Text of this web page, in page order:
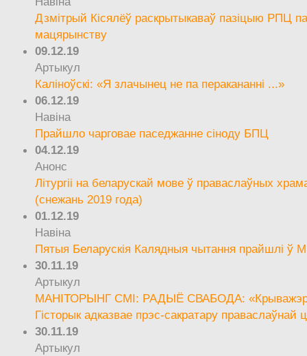
Дзмітрый Кісялёў раскрытыкаваў пазіцыю РПЦ
мацярынству
09.12.19
Артыкул
Каліноўскі: «Я злачынец не па перакананні ...»
06.12.19
Навіна
Прайшло чарговае паседжанне сіноду БПЦ
04.12.19
Анонс
Літургіі на беларускай мове ў праваслаўных
(снежань 2019 года)
01.12.19
Навіна
Пятыя Беларускія Калядныя чытання прайшлі ў
30.11.19
Артыкул
МАНІТОРЫНГ СМІ: РАДЫЁ СВАБОДА:
Гісторык адказвае прэс-сакратару праваслаўнай
30.11.19
Артыкул